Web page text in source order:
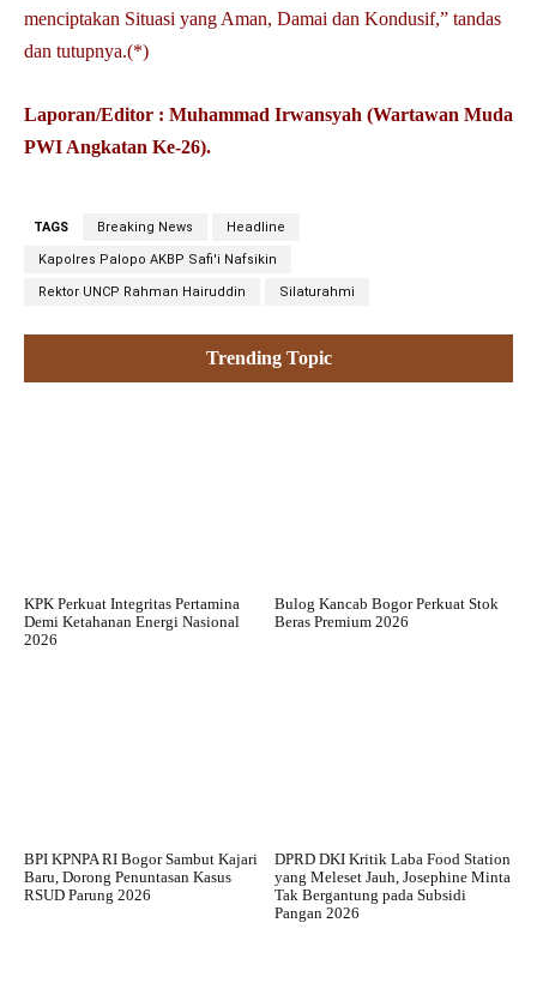
menciptakan Situasi yang Aman, Damai dan Kondusif,” tandas
dan tutupnya.(*)
Laporan/Editor : Muhammad Irwansyah (Wartawan Muda
PWI Angkatan Ke-26).
TAGS Breaking News Headline
Kapolres Palopo AKBP Safi'i Nafsikin
Rektor UNCP Rahman Hairuddin Silaturahmi
Trending Topic
KPK Perkuat Integritas Pertamina
Demi Ketahanan Energi Nasional
2026
Bulog Kancab Bogor Perkuat Stok
Beras Premium 2026
BPI KPNPA RI Bogor Sambut Kajari
Baru, Dorong Penuntasan Kasus
RSUD Parung 2026
DPRD DKI Kritik Laba Food Station
yang Meleset Jauh, Josephine Minta
Tak Bergantung pada Subsidi
Pangan 2026